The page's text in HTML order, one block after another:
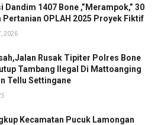
Dandim 1407 Bone ,”Merampok,” 30
Pertanian OPLAH 2025 Proyek Fiktif
2026
Rusak Tipiter Polres Bone
Tambang Ilegal Di Mattoanging
Tellu Settingane
Kecamatan Pucuk Lamongan